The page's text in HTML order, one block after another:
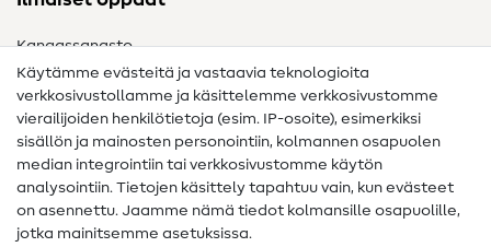
Kangassanasto
Ompelusanasto
Ompeluohjeet
Apua ja yhteystiedot
Yhteystiedot
Käytämme evästeitä ja vastaavia teknologioita
verkkosivustollamme ja käsittelemme verkkosivustomme
vierailijoiden henkilötietoja (esim. IP-osoite), esimerkiksi
sisällön ja mainosten personointiin, kolmannen osapuolen
median integrointiin tai verkkosivustomme käytön
analysointiin. Tietojen käsittely tapahtuu vain, kun evästeet
on asennettu. Jaamme nämä tiedot kolmansille osapuolille,
jotka mainitsemme asetuksissa.